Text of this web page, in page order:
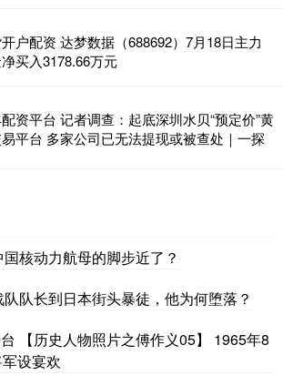
户配资 达梦数据（688692）7月18日主力
买入3178.66万元
资平台 记者调查：起底深圳水贝“预定价”黄
平台 多家公司已无法提现或被查处｜一探
核动力航母的脚步近了？
队长到日本街头暴徒，他为何堕落？
【历史人物照片之傅作义05】 1965年8
设宴欢